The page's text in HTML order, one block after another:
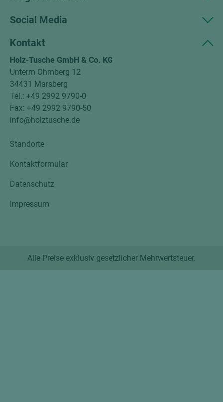
Social Media
Kontakt
Holz-Tusche GmbH & Co. KG
Unterm Ohmberg 12
34431 Marsberg
Tel.: +49 2992 9790-0
Fax: +49 2992 9790-50
info@holztusche.de
Standorte
Kontaktformular
Datenschutz
Impressum
Alle Preise exklusiv gesetzlicher Mehrwertsteuer.